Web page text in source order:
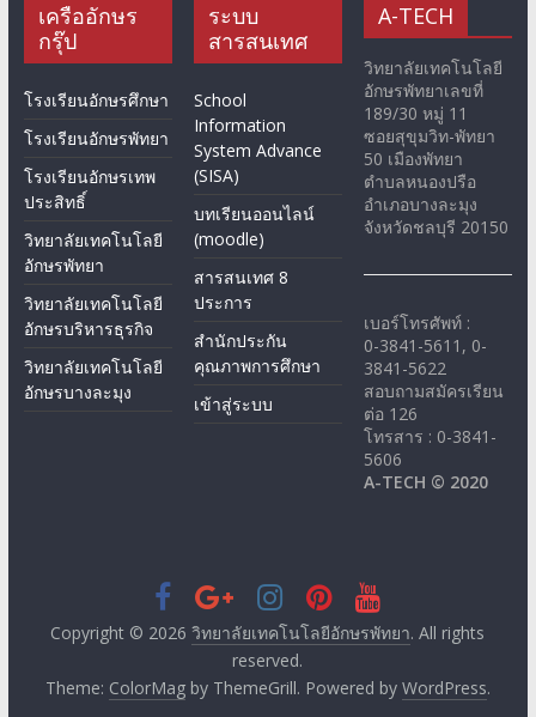
เครืออักษร
กรุ๊ป
โรงเรียนอักษรศึกษา
โรงเรียนอักษรพัทยา
โรงเรียนอักษรเทพ
ประสิทธิ์
วิทยาลัยเทคโนโลยี
อักษรพัทยา
วิทยาลัยเทคโนโลยี
อักษรบริหารธุรกิจ
วิทยาลัยเทคโนโลยี
อักษรบางละมุง
ระบบ
สารสนเทศ
School
Information
System Advance
(SISA)
บทเรียนออนไลน์
(moodle)
สารสนเทศ 8
ประการ
สำนักประกัน
คุณภาพการศึกษา
เข้าสู่ระบบ
A-TECH
วิทยาลัยเทคโนโลยี
อักษรพัทยาเลขที่
189/30 หมู่ 11
ซอยสุขุมวิท-พัทยา
50 เมืองพัทยา
ตำบลหนองปรือ
อำเภอบางละมุง
จังหวัดชลบุรี 20150
เบอร์โทรศัพท์ :
0-3841-5611, 0-
3841-5622
สอบถามสมัครเรียน
ต่อ 126
โทรสาร : 0-3841-
5606
A-TECH © 2020
Copyright © 2026วิทยาลัยเทคโนโลยีอักษรพัทยา. All rights
reserved.
Theme: ColorMagby ThemeGrill. Powered by WordPress.